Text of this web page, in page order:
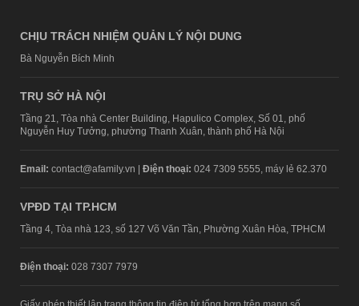
CHỊU TRÁCH NHIỆM QUẢN LÝ NỘI DUNG
Bà Nguyễn Bích Minh
TRỤ SỞ HÀ NỘI
Tầng 21, Tòa nhà Center Building, Hapulico Complex, Số 01, phố
Nguyễn Huy Tưởng, phường Thanh Xuân, thành phố Hà Nội
Email: contact@afamily.vn | Điện thoại: 024 7309 5555, máy lẻ 62.370
VPĐD TẠI TP.HCM
Tầng 4, Tòa nhà 123, số 127 Võ Văn Tần, Phường Xuân Hòa, TPHCM
Điện thoại: 028 7307 7979